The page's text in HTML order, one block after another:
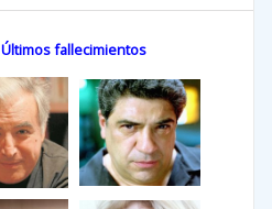
Últimos fallecimientos